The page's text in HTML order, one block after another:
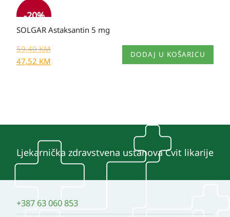
-20%
SOLGAR Astaksantin 5 mg
59,40KM
47,52 KM
DODAJ U KOŠARICU
Ljekarnička zdravstvena ustanova Cvit likarije
+387 63 060 853